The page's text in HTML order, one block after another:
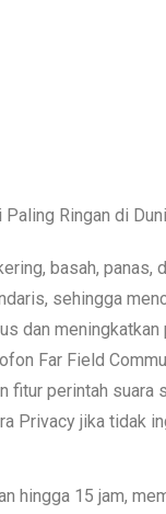
Ringan di
basah, panas,
sehingga
dan
Far Field
fitur perintah suara
Privacy jika tidak
hingga 15 jam,